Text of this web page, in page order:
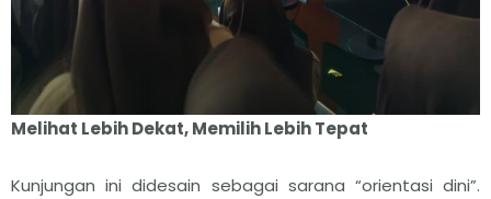
Melihat Lebih Dekat, Memilih Lebih Tepat
Kunjungan ini didesain sebagai sarana “orientasi dini”.